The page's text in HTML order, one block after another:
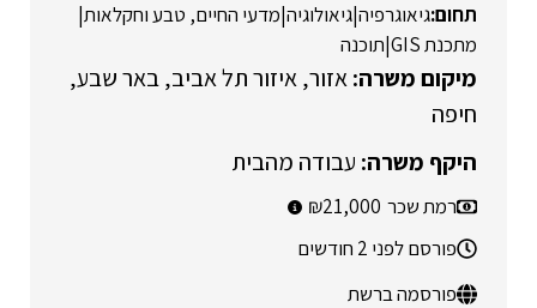
גיאוגרפיה|גיאולוגיה|מדעי החיים, טבע וחקלאות|
מתכנת GIS
|תוכנה
אזור איזור תל אביב באר שבע
חיפה
עבודה מהבית
רמת שכר 21,000
פורסם לפני 2 חודשים
פורסמה ברשת